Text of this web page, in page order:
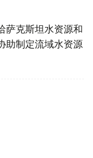
萨克斯坦水资源和
助制定流域水资源